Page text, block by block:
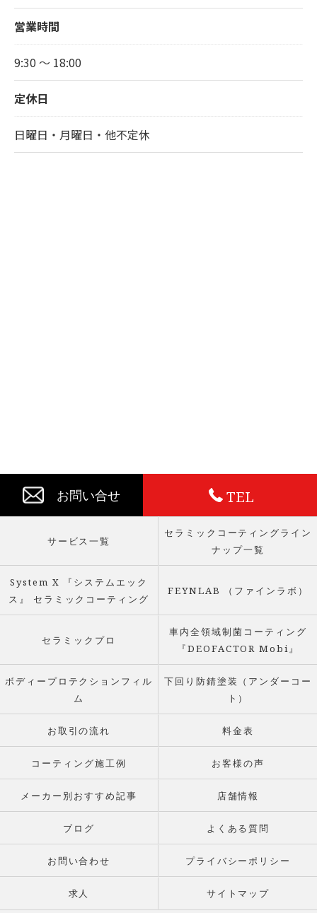
営業時間
9:30 〜 18:00
定休日
日曜日・月曜日・他不定休
TEL
お問い合せ
サービス一覧
セラミックコーティングライン
ナップ一覧
System X 『システムエック
ス』 セラミックコーティング
FEYNLAB （ファインラボ）
セラミックプロ
車内全領域制菌コーティング
『DEOFACTOR Mobi』
ボディープロテクションフィル
ム
下回り防錆塗装（アンダーコー
ト）
お取引の流れ 料金表
コーティング施工例 お客様の声
メーカー別おすすめ記事 店舗情報
ブログ よくある質問
お問い合わせ プライバシーポリシー
求人 サイトマップ